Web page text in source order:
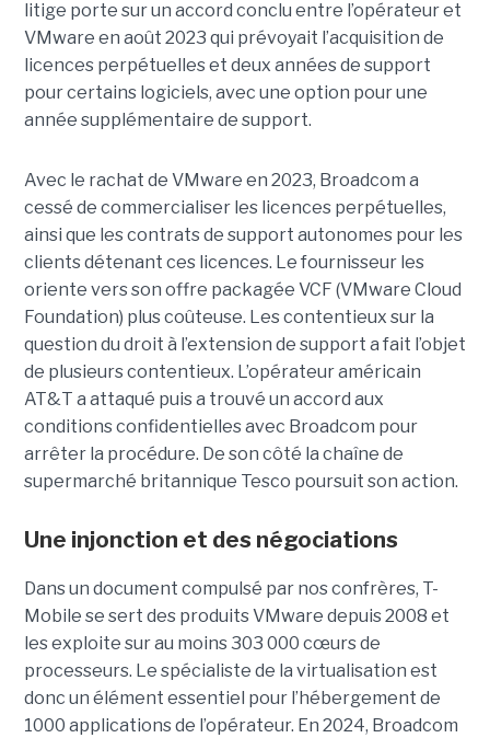
litige porte sur un accord conclu entre l’opérateur et
VMware en août 2023 qui prévoyait l’acquisition de
licences perpétuelles et deux années de support
pour certains logiciels, avec une option pour une
année supplémentaire de support.
Avec le rachat de VMware en 2023, Broadcom a
cessé de commercialiser les licences perpétuelles,
ainsi que les contrats de support autonomes pour les
clients détenant ces licences. Le fournisseur les
oriente vers son offre packagée VCF (VMware Cloud
Foundation) plus coûteuse. Les contentieux sur la
question du droit à l’extension de support a fait l’objet
de plusieurs contentieux. L’opérateur américain
AT&T a attaqué puis a trouvé un accord aux
conditions confidentielles avec Broadcom pour
arrêter la procédure. De son côté la chaîne de
supermarché britannique Tesco poursuit son action.
Une injonction et des négociations
Dans un document compulsé par nos confrères, T-
Mobile se sert des produits VMware depuis 2008 et
les exploite sur au moins 303 000 cœurs de
processeurs. Le spécialiste de la virtualisation est
donc un élément essentiel pour l’hébergement de
1000 applications de l’opérateur. En 2024, Broadcom